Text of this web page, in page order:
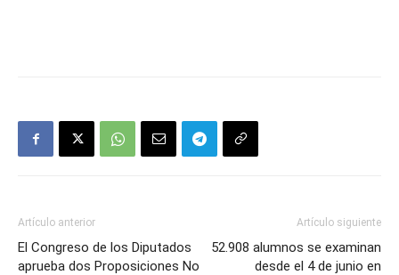
Artículo anterior
El Congreso de los Diputados
aprueba dos Proposiciones No
Artículo siguiente
52.908 alumnos se examinan
desde el 4 de junio en